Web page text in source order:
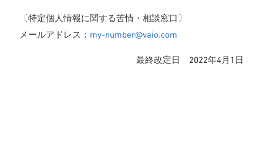
〔特定個人情報に関する苦情・相談窓口〕
メールアドレス： my-number@vaio.com
最終改定日 2022年4月1日